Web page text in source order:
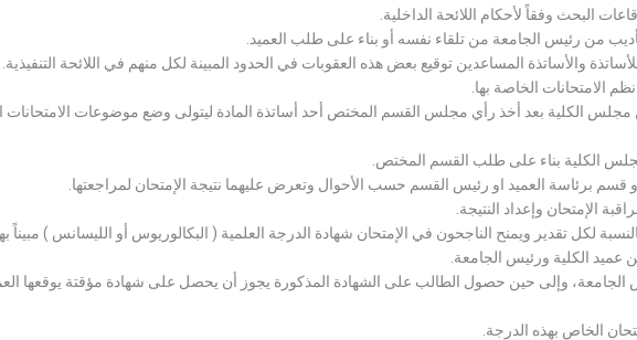
البحث وفقاً لأحكام اللائحة الداخلية.
من رئيس الجامعة من تلقاء نفسه أو بناء على طلب العميد.
والأساتذة المساعدين توقيع بعض هذه العقوبات في الحدود المبينة لكل منهم في اللائحة التنفيذية.
الامتحانات الخاصة بها.
مجلس الكلية بعد أخذ رأي مجلس القسم المختص أحد أساتذة المادة ليتولى وضع موضوعات الامتحانات
الكلية بناء على طلب القسم المختص.
برئاسة العميد او رئيس القسم حسب الأحوال وتعرض عليهما نتيجة الإمتحان لمراجعتها.
الإمتحان وإعداد النتيجة.
لكل تقدير ويمنح الناجحون في الإمتحان شهادة الدرجة العلمية ( البكالوريوس أو الليسانس ) مبيناً
عميد الكلية ورئيس الجامعة.
وإلى حين حصول الطالب على الشهادة المذكورة يجوز أن يحصل على شهادة مؤقتة يوقعها
الخاص بهذه الدرجة.